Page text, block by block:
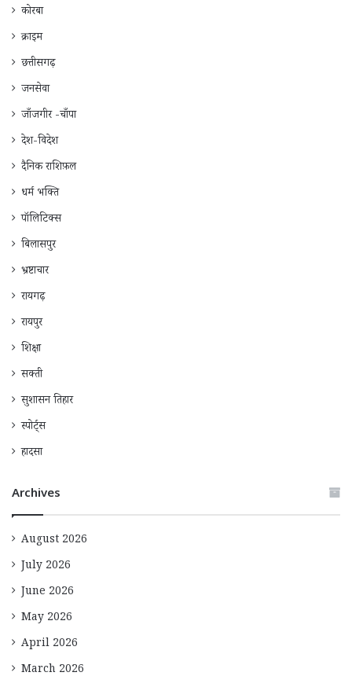
कोरबा
क्राइम
छत्तीसगढ़
जनसेवा
जाँजगीर -चाँपा
देश-विदेश
दैनिक राशिफ़ल
धर्म भक्ति
पॉलिटिक्स
बिलासपुर
भ्रष्टाचार
रायगढ़
रायपुर
शिक्षा
सक्ती
सुशासन तिहार
स्पोर्ट्स
हादसा
Archives
August 2026
July 2026
June 2026
May 2026
April 2026
March 2026